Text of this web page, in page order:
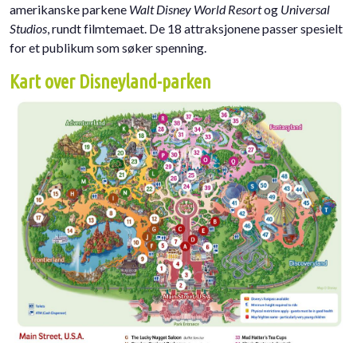
amerikanske parkene Walt Disney World Resortog Universal
Studios, rundt filmtemaet. De 18 attraksjonene passer spesielt
for et publikum som søker spenning.
Kart over Disneyland-parken